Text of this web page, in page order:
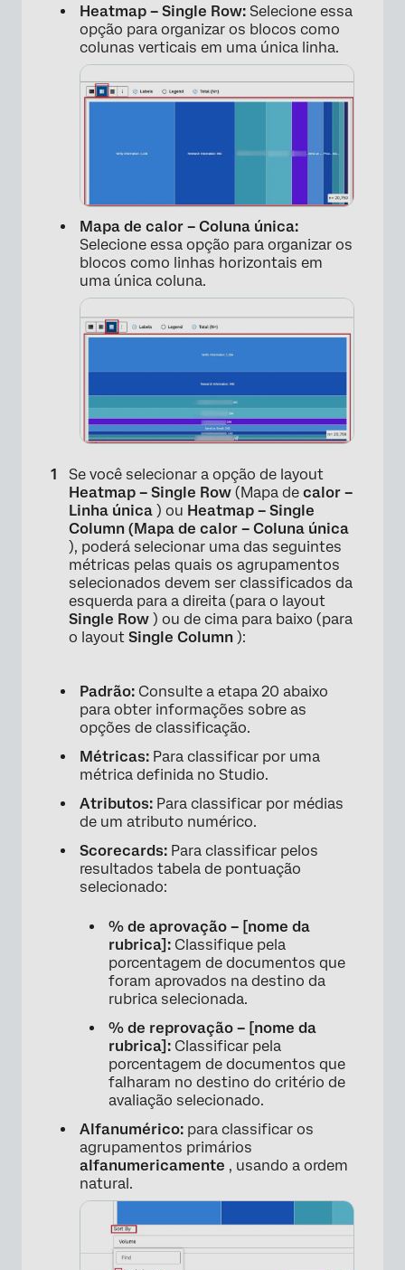
×
×
Heatmap – Single Row: Selecione essa
opção para organizar os blocos como
colunas verticais em uma única linha.
Mapa de calor – Coluna única:
Selecione essa opção para organizar os
blocos como linhas horizontais em
uma única coluna.
Se você selecionar a opção de layout
Heatmap – Single Row (Mapa de calor –
Linha única ) ou Heatmap – Single
Column (Mapa de calor – Coluna única
), poderá selecionar uma das seguintes
métricas pelas quais os agrupamentos
selecionados devem ser classificados da
esquerda para a direita (para o layout
Single Row ) ou de cima para baixo (para
o layout Single Column ):
Padrão: Consulte a etapa 20 abaixo
para obter informações sobre as
opções de classificação.
Métricas: Para classificar por uma
métrica definida no Studio.
Atributos: Para classificar por médias
de um atributo numérico.
Scorecards: Para classificar pelos
resultados tabela de pontuação
selecionado:
% de aprovação – [nome da
rubrica]: Classifique pela
porcentagem de documentos que
foram aprovados na destino da
rubrica selecionada.
% de reprovação – [nome da
rubrica]: Classificar pela
porcentagem de documentos que
falharam no destino do critério de
avaliação selecionado.
Alfanumérico: para classificar os
agrupamentos primários
alfanumericamente , usando a ordem
natural.